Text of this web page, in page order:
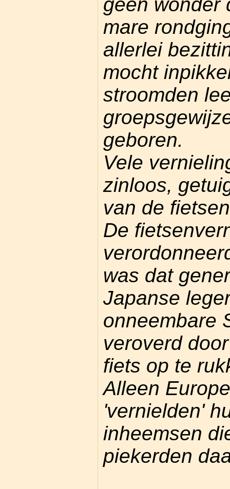
mare
allerlei
mocht
stroomden
geboren.
Vele
zinloos,
van de
De
was dat
Japanse
onneembare
veroverd
fiets op te
Alleen
'vernielden'
inheemsen
piekerden